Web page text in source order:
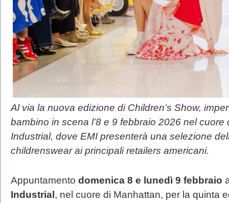
Al via la nuova edizione di Children’s Show,
bambino in scena l’8 e 9 febbraio 2026 nel
Industrial, dove EMI presenterà una selezione
childrenswear ai principali retailers americani.
Appuntamento domenica 8 e lunedì 9 febbraio
Industrial , nel cuore di Manhattan, per la quinta